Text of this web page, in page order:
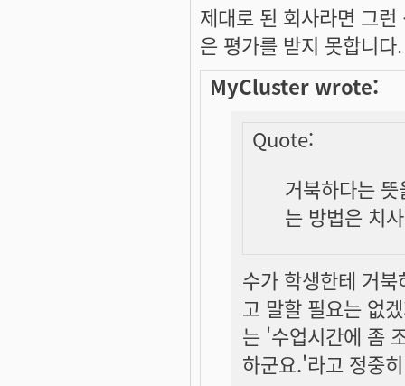
제대로 된 회사라면 그
은 평가를 받지 못합니
MyCluster wrote:
Quote:
거북하다는
는 방법은 치
수가 학생한테 거
고 말할 필요는 없
는 '수업시간에 좀
하군요.'라고 정중